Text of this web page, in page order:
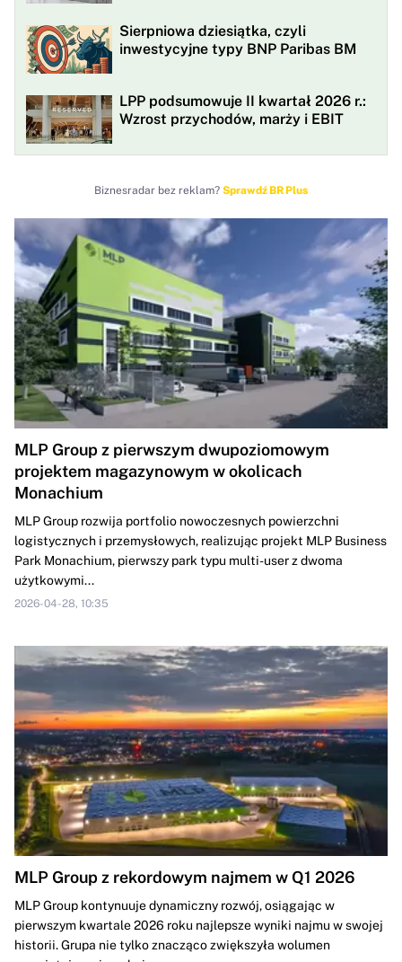
Sierpniowa dziesiątka, czyli
inwestycyjne typy BNP Paribas BM
LPP podsumowuje II kwartał 2026 r.:
Wzrost przychodów, marży i EBIT
Biznesradar bez reklam? Sprawdź BR Plus
MLP Group z pierwszym dwupoziomowym
projektem magazynowym w okolicach
Monachium
MLP Group rozwija portfolio nowoczesnych powierzchni
logistycznych i przemysłowych, realizując projekt MLP Business
Park Monachium, pierwszy park typu multi-user z dwoma
użytkowymi...
2026-04-28, 10:35
MLP Group z rekordowym najmem w Q1 2026
MLP Group kontynuuje dynamiczny rozwój, osiągając w
pierwszym kwartale 2026 roku najlepsze wyniki najmu w swojej
historii. Grupa nie tylko znacząco zwiększyła wolumen